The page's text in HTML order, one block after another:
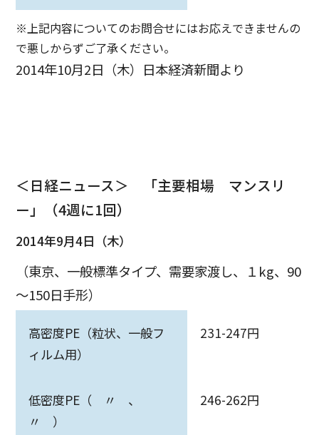
※上記内容についてのお問合せにはお応えできませんの
で悪しからずご了承ください。
2014年10月2日（木）日本経済新聞より
＜日経ニュース＞ 「主要相場 マンスリ
ー」（4週に1回）
2014年9月4日（木）
（東京、一般標準タイプ、需要家渡し、１kg、90
～150日手形）
高密度PE（粒状、一般フ
ィルム用）
231-247円
低密度PE（ 〃 、
〃 ）
246-262円